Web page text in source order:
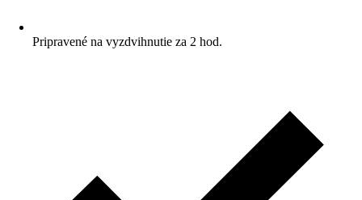
Pripravené na vyzdvihnutie za 2 hod.